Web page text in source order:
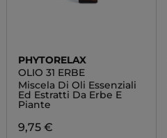
PHYTORELAX
OLIO 31 ERBE
Miscela Di Oli Essenziali
Ed Estratti Da Erbe E
Piante
9,75 €